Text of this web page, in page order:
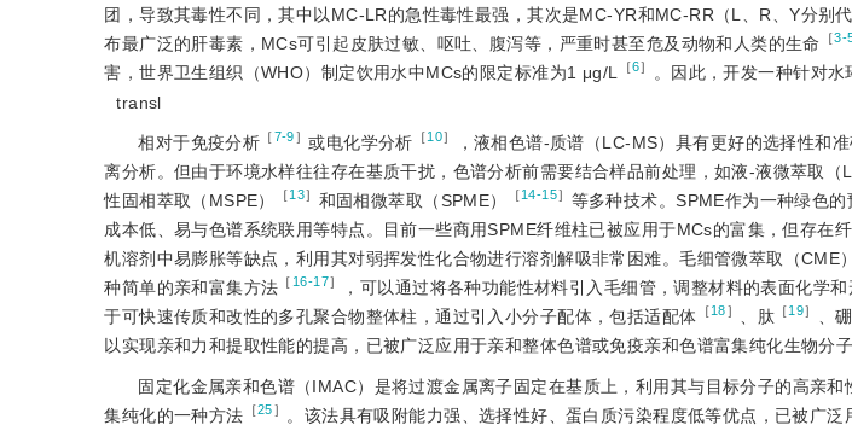
团，导致其毒性不同，其中以MC-LR的急性毒性最强，其次是MC-YR和MC-RR（L、R、Y分别
布最广泛的肝毒素，MCs可引起皮肤过敏、呕吐、腹泻等，严重时甚至危及动物和人类的生命
［3-
害，世界卫生组织（WHO）制定饮用水中MCs的限定标准为1 μg/L
［6］
。因此，开发一种针对水
transl
相对于免疫分析 ［7-9］或电化学分析 ［10］
，液相色谱-质谱（LC-MS）具有更好的选择性和
离分析。但由于环境水样往往存在基质干扰，色谱分析前需要结合样品前处理，如液-液微萃取（
性固相萃取（MSPE）
［13］ 和固相微萃取（SPME） ［14-15］ 等多种技术。SPME作为一种绿色
成本低、易与色谱系统联用等特点。目前一些商用SPME纤维柱已被应用于MCs的富集，但存在
机溶剂中易膨胀等缺点，利用其对弱挥发性化合物进行溶剂解吸非常困难。毛细管微萃取（CME
种简单的亲和富集方法 ［ 16-17］
，可以通过将各种功能性材料引入毛细管，调整材料的表面化学
于可快速传质和改性的多孔聚合物整体柱，通过引入小分子配体，包括适配体 ［18］ 、肽 ［19］ 、
以实现亲和力和提取性能的提高，已被广泛应用于亲和整体色谱或免疫亲和色谱富集纯化生物分子
固定化金属亲和色谱（IMAC）是将过渡金属离子固定在基质上，利用其与目标分子的高亲
集纯化的一种方法 ［25］ 。该法具有吸附能力强、选择性好、蛋白质污染程度低等优点，已被广